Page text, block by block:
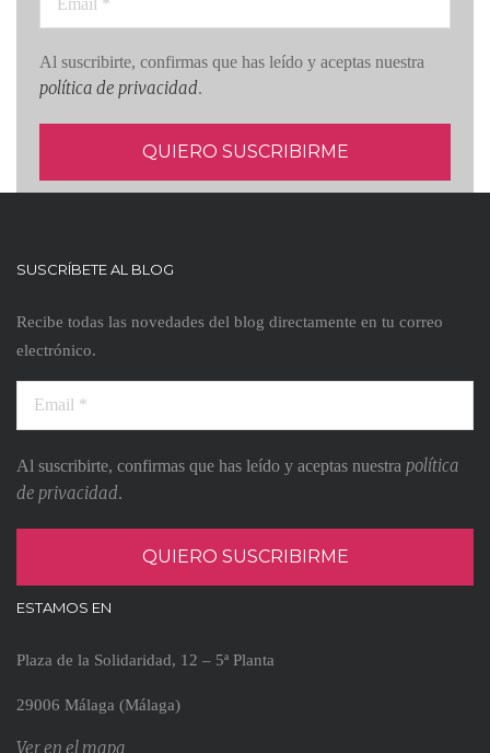
Al suscribirte, confirmas que has leído y aceptas nuestra
política de privacidad.
SUSCRÍBETE AL BLOG
Recibe todas las novedades del blog directamente en tu correo
electrónico.
Al suscribirte, confirmas que has leído y aceptas nuestra política
de privacidad.
ESTAMOS EN
Plaza de la Solidaridad, 12 – 5ª Planta
29006 Málaga (Málaga)
Ver en el mapa